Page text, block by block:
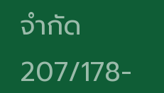
จำกัด
207/178-